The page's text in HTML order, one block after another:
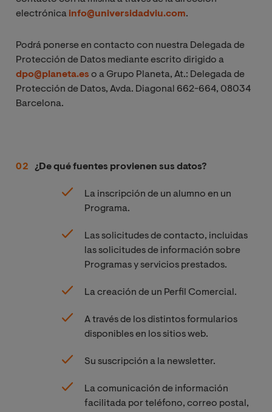
electrónicainfo@universidadviu.com.
Podrá ponerse en contacto con nuestra Delegada de
Protección de Datos mediante escrito dirigido a
dpo@planeta.es o a Grupo Planeta, At.: Delegada de
Protección de Datos, Avda. Diagonal 662-664, 08034
Barcelona.
¿De qué fuentes provienen sus datos?
La inscripción de un alumno en un
Programa.
Las solicitudes de contacto, incluidas
las solicitudes de información sobre
Programas y servicios prestados.
La creación de un Perfil Comercial.
A través de los distintos formularios
disponibles en los sitios web.
Su suscripción a la newsletter.
La comunicación de información
facilitada por teléfono, correo postal,